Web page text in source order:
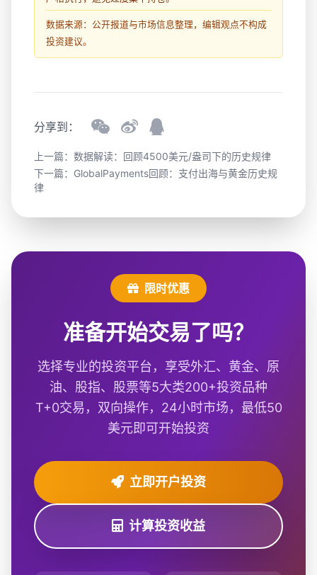
数据来源：公开报道与市场信息整理，编辑观点不构成
投资建议。
分享到：
上一篇： 数据解读：回顾4500美元/盎司下的历史规律
下一篇： GlobalPayments回顾：支付出海与黄金历史规
律
限时优惠
准备开始交易了吗？
选择专业的投资平台，享受外汇、黄金、原
油、股指、股票等5大类200+投资品种
T+0交易，双向操作，24小时市场，最低50
美元即可开始投资
立即开户投资
计算投资收益